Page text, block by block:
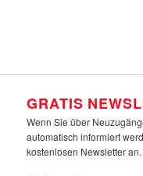
GRATIS
Wenn Sie über
automatisch informiert
kostenlosen Newsletter